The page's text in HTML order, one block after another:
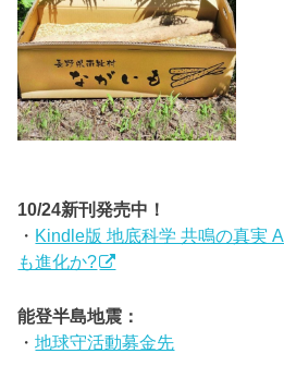
10/24新刊発売中！
・ Kindle版 地底科学 共鳴の真実
も進化か?
能登半島地震：
・地球守活動募金先